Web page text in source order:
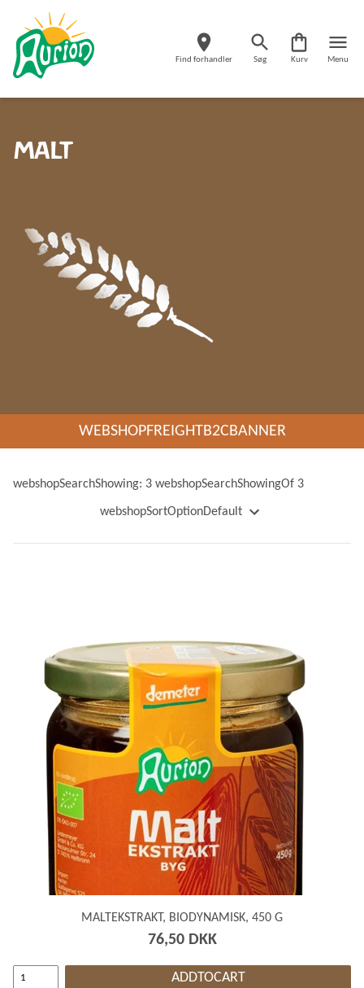
Find forhandler Søg Kurv Menu
MALT
WEBSHOPFREIGHTB2CBANNER
webshopSearchShowing: 3 webshopSearchShowingOf 3
webshopSortOptionDefault
webshopSortOptionName
webshopSortOptionWeightDescending
webshopSortOptionNewest
webshopSortOptionOldest
MALTEKSTRAKT, BIODYNAMISK, 450 G
76,50 DKK
ADDTOCART